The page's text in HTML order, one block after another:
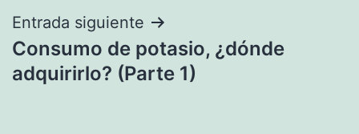
Entrada siguiente
Consumo de potasio, ¿dónde
adquirirlo? (Parte 1)